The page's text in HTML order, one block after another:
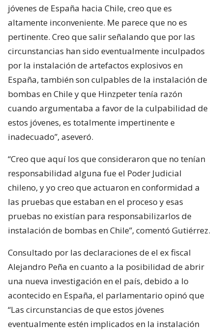
jóvenes de España hacia Chile, creo que es
altamente inconveniente. Me parece que no es
pertinente. Creo que salir señalando que por las
circunstancias han sido eventualmente inculpados
por la instalación de artefactos explosivos en
España, también son culpables de la instalación de
bombas en Chile y que Hinzpeter tenía razón
cuando argumentaba a favor de la culpabilidad de
estos jóvenes, es totalmente impertinente e
inadecuado”, aseveró.
“Creo que aquí los que consideraron que no tenían
responsabilidad alguna fue el Poder Judicial
chileno, y yo creo que actuaron en conformidad a
las pruebas que estaban en el proceso y esas
pruebas no existían para responsabilizarlos de
instalación de bombas en Chile”, comentó Gutiérrez.
Consultado por las declaraciones de el ex fiscal
Alejandro Peña en cuanto a la posibilidad de abrir
una nueva investigación en el país, debido a lo
acontecido en España, el parlamentario opinó que
“Las circunstancias de que estos jóvenes
eventualmente estén implicados en la instalación